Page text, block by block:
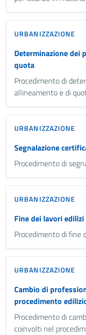
URBANIZZAZIONE
Determinazione dei
quota
Procedimento di
allineamento e di
URBANIZZAZIONE
Segnalazione
Procedimento di
URBANIZZAZIONE
Fine dei lavori edilizi
Procedimento di fine
URBANIZZAZIONE
Cambio di
procedimento
Procedimento di
coinvolti nel